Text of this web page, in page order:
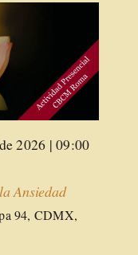
2026 | 09:00
Ansiedad
94, CDMX,